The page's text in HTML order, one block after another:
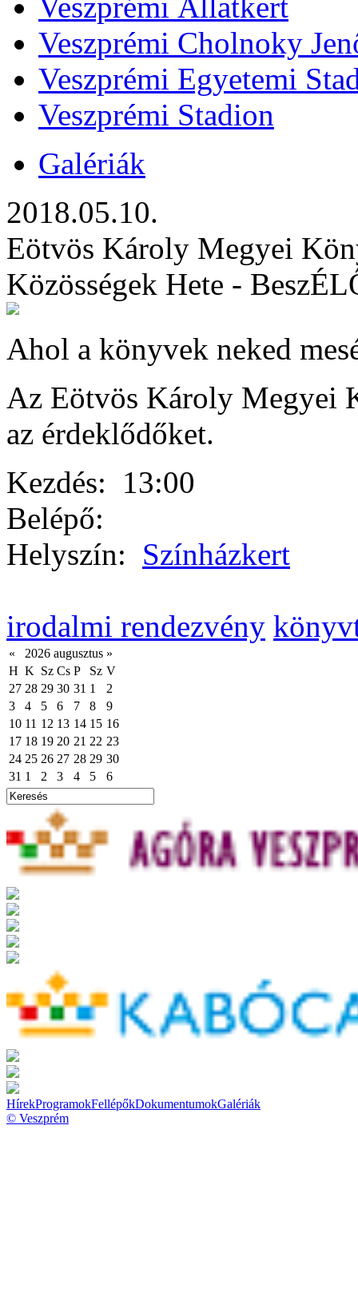
Veszprémi Cholnoky
Veszprémi Egyetemi
Veszprémi Stadion
Galériák
2018.05.10.
Eötvös Károly Megyei
Közösségek Hete -
Ahol a könyvek neked
Az Eötvös Károly Megyei
az érdeklődőket.
Kezdés: 13:00
Belépő:
Helyszín: Színházkert
irodalmi rendezvény
« 2026 augusztus »
H K Sz Cs P Sz V
27 28 29 30 31 1
2
3
4 5 6 7 8
9
10 11 12 13 14 15 16
17 18 19 20 21 22 23
24 25 26 27 28 29 30
31 1 2 3 4 5 6
HírekProgramokFellépőkDokumentumokGalériák
© Veszprém